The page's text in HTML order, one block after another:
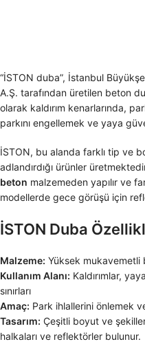
“İSTON duba”, İstanbul
A.Ş. tarafından üretilen beton
olarak kaldırım kenarlarında,
parkını engellemek ve yaya
İSTON, bu alanda farklı tip ve
adlandırdığı ürünler
beton malzemeden yapılır ve
modellerde gece görüşü için
İSTON Duba
Malzeme: Yüksek mukavemetli
Kullanım Alanı: Kaldırımlar,
sınırları
Amaç: Park ihlallerini önlemek
Tasarım: Çeşitli boyut ve
halkaları ve reflektörler bulunur.